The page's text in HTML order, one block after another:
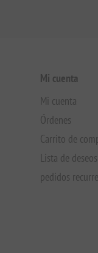
Mi cuenta
Mi cuenta
Órdenes
Carrito de
Lista de deseos
pedidos